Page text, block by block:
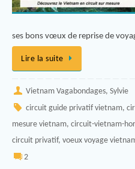
ses bons vœux de reprise de
Lire la suite
Vietnam Vagabondages, Sylvie
circuit guide privatif vietnam,
mesure vietnam, circuit-vietnam-
circuit privatif, voeux voyage
2